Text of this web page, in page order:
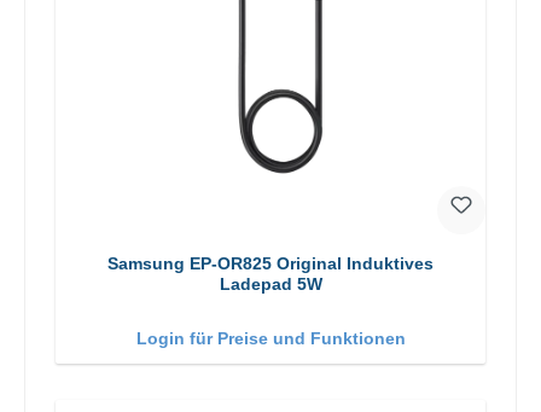
Samsung EP-OR825 Original Induktives
Ladepad 5W
Login für Preise und Funktionen